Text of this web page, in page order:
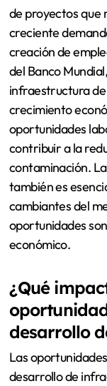
de proyectos que
creciente
creación de
del Banco
infraestructura
crecimiento
oportunidades
contribuir a la
contaminación.
también es
cambiantes del
oportunidades
económico.
¿Qué
desarrollo
Las
desarrollo de